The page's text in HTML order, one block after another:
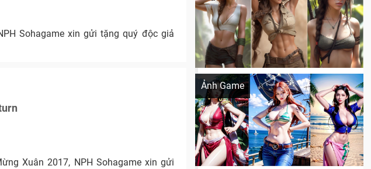
Sohagame xin gửi tặng quý độc giả
Xuân 2017, NPH Sohagame xin gửi
Ảnh Game
Khi AI Cosplay gái đẹp One Piece
Cosplay Xiangling siêu cute